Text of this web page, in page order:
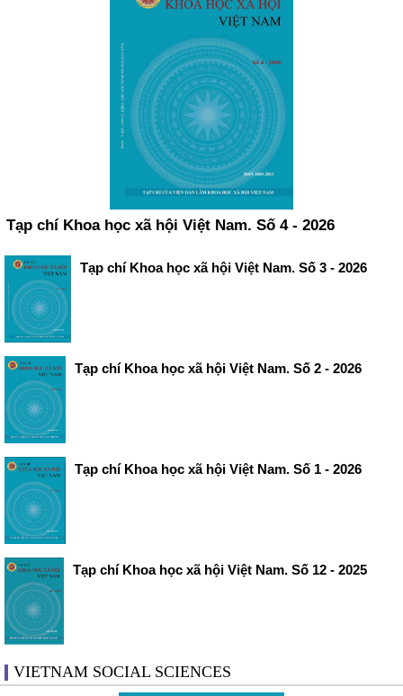
Tạp chí Khoa học xã hội Việt Nam. Số 4 - 2026
Tạp chí Khoa học xã hội Việt Nam. Số 3 - 2026
Tạp chí Khoa học xã hội Việt Nam. Số 2 - 2026
Tạp chí Khoa học xã hội Việt Nam. Số 1 - 2026
Tạp chí Khoa học xã hội Việt Nam. Số 12 - 2025
VIETNAM SOCIAL SCIENCES